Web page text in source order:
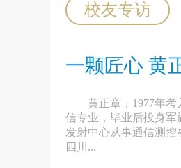
校友专访
一颗匠心 黄
黄正章，1977年考
信专业，毕业后投身军
发射中心从事通信测控
四川...